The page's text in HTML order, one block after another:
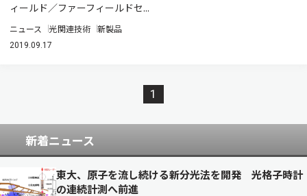
ィールド／ファーフィールドセ...
ニュース 光関連技術 新製品
2019.09.17
1
新着ニュース
東大、原子を流し続ける新分光法を開発 光格子時計
の連続計測へ前進